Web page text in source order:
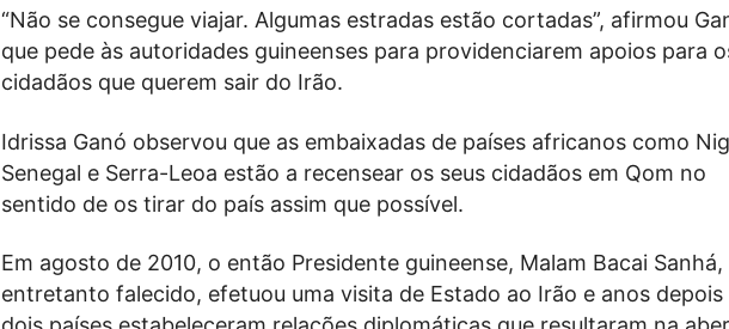
“Não se consegue viajar. Algumas estradas estão cortadas”, afirmou
que pede às autoridades guineenses para providenciarem apoios para
cidadãos que querem sair do Irão.
Idrissa Ganó observou que as embaixadas de países africanos como
Senegal e Serra-Leoa estão a recensear os seus cidadãos em Qom no
sentido de os tirar do país assim que possível.
Em agosto de 2010, o então Presidente guineense, Malam Bacai Sanhá,
entretanto falecido, efetuou uma visita de Estado ao Irão e anos depois